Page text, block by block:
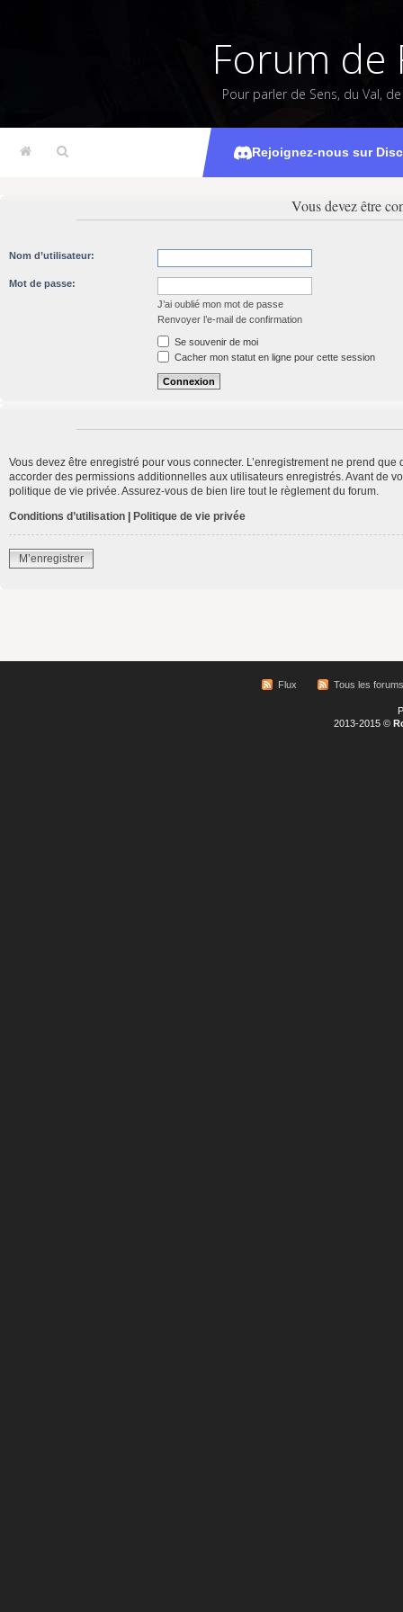
Forum de
Pour parler de Sens, du Val,
Rejoignez-nous sur
Vous devez être
Nom d’utilisateur:
Mot de passe:
J’ai oublié mon mot de passe
Renvoyer l’e-mail de confirmation
Se souvenir de moi
Cacher mon statut en ligne pour cette session
Vous devez être enregistré pour vous connecter. L’enregistrement ne prend
accorder des permissions additionnelles aux utilisateurs enregistrés. Avant de
politique de vie privée. Assurez-vous de bien lire tout le règlement du forum.
Conditions d’utilisation
Politique de vie privée
M’enregistrer
Flux Tous les forums
2013-2015 ©